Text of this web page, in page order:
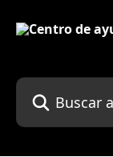
Buscar artículos...